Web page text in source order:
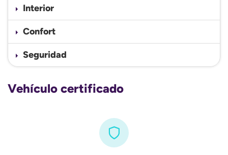
Interior
Confort
Seguridad
Vehículo certificado